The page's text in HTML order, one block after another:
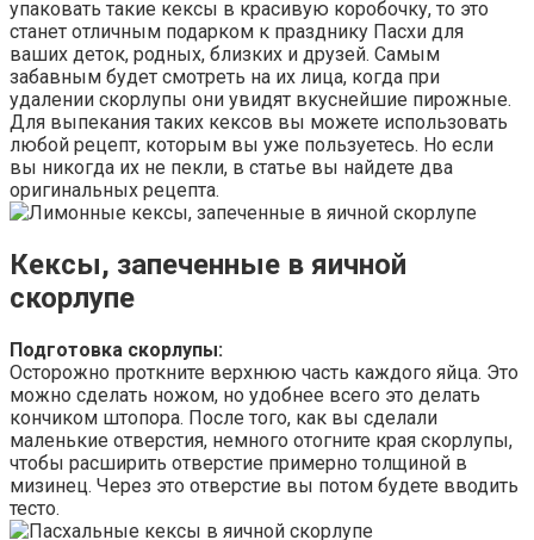
упаковать такие кексы в красивую коробочку, то это
станет отличным подарком к празднику Пасхи для
ваших деток, родных, близких и друзей. Самым
забавным будет смотреть на их лица, когда при
удалении скорлупы они увидят вкуснейшие пирожные.
Для выпекания таких кексов вы можете использовать
любой рецепт, которым вы уже пользуетесь. Но если
вы никогда их не пекли, в статье вы найдете два
оригинальных рецепта.
Кексы, запеченные в яичной
скорлупе
Подготовка скорлупы:
Осторожно проткните верхнюю часть каждого яйца. Это
можно сделать ножом, но удобнее всего это делать
кончиком штопора. После того, как вы сделали
маленькие отверстия, немного отогните края скорлупы,
чтобы расширить отверстие примерно толщиной в
мизинец. Через это отверстие вы потом будете вводить
тесто.